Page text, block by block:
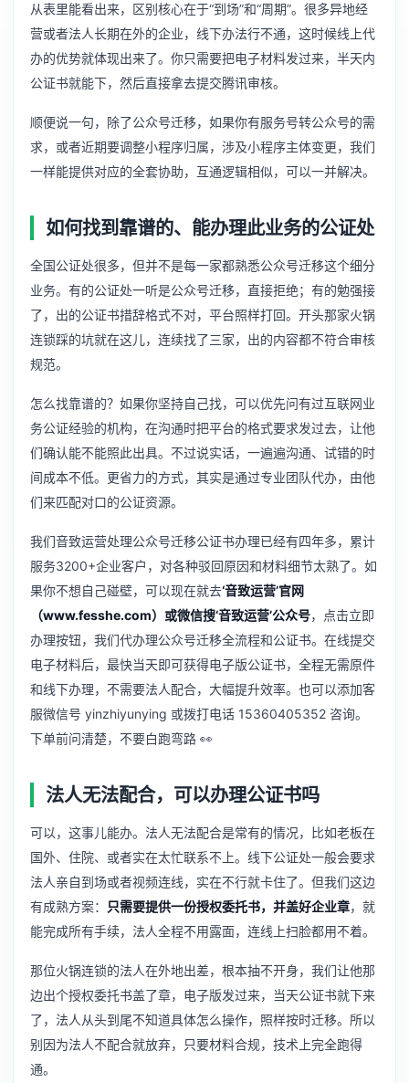
从表里能看出来，区别核心在于“到场”和“周期”。很多异地经
营或者法人长期在外的企业，线下办法行不通，这时候线上代
办的优势就体现出来了。你只需要把电子材料发过来，半天内
公证书就能下，然后直接拿去提交腾讯审核。
顺便说一句，除了公众号迁移，如果你有服务号转公众号的需
求，或者近期要调整小程序归属，涉及小程序主体变更，我们
一样能提供对应的全套协助，互通逻辑相似，可以一并解决。
如何找到靠谱的、能办理此业务的公证处
全国公证处很多，但并不是每一家都熟悉公众号迁移这个细分
业务。有的公证处一听是公众号迁移，直接拒绝；有的勉强接
了，出的公证书措辞格式不对，平台照样打回。开头那家火锅
连锁踩的坑就在这儿，连续找了三家，出的内容都不符合审核
规范。
怎么找靠谱的？如果你坚持自己找，可以优先问有过互联网业
务公证经验的机构，在沟通时把平台的格式要求发过去，让他
们确认能不能照此出具。不过说实话，一遍遍沟通、试错的时
间成本不低。更省力的方式，其实是通过专业团队代办，由他
们来匹配对口的公证资源。
我们音致运营处理公众号迁移公证书办理已经有四年多，累计
服务3200+企业客户，对各种驳回原因和材料细节太熟了。如
果你不想自己碰壁，可以现在就去‘音致运营’官网
（www.fesshe.com）或微信搜‘音致运营’公众号，点击立即
办理按钮，我们代办理公众号迁移全流程和公证书。在线提交
电子材料后，最快当天即可获得电子版公证书，全程无需原件
和线下办理，不需要法人配合，大幅提升效率。也可以添加客
服微信号 yinzhiyunying 或拨打电话 15360405352 咨询。
下单前问清楚，不要白跑弯路 👀
法人无法配合，可以办理公证书吗
可以，这事儿能办。法人无法配合是常有的情况，比如老板在
国外、住院、或者实在太忙联系不上。线下公证处一般会要求
法人亲自到场或者视频连线，实在不行就卡住了。但我们这边
有成熟方案：
只需要提供一份授权委托书，并盖好企业章，就
能完成所有手续，法人全程不用露面，连线上扫脸都用不着。
那位火锅连锁的法人在外地出差，根本抽不开身，我们让他那
边出个授权委托书盖了章，电子版发过来，当天公证书就下来
了，法人从头到尾不知道具体怎么操作，照样按时迁移。所以
别因为法人不配合就放弃，只要材料合规，技术上完全跑得
通。